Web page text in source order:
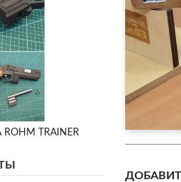
TRAINER